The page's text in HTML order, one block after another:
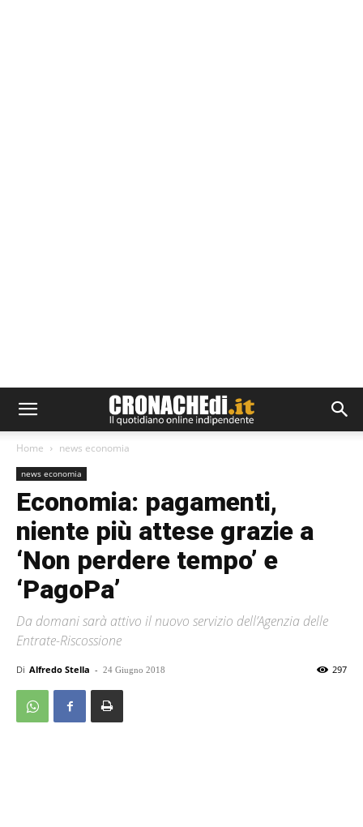
Home news economia
news economia
Economia: pagamenti,
niente più attese grazie a
‘Non perdere tempo’ e
‘PagoPa’
Da domani sarà attivo il nuovo servizio dell’Agenzia delle
Entrate-Riscossione
Di Alfredo Stella - 24 Giugno 2018 297